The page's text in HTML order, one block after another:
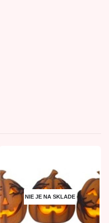
NIE JE NA SKLADE